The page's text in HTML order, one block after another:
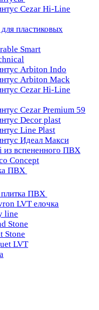
Cezar Hi-Line
пластиковых
Smart
Arbiton Indo
Arbiton Mack
Cezar Hi-Line
Cezar Premium 59
Decor plast
Line Plast
Идеал Макси
из вспененного ПВХ
Concept
ПВХ
плитка ПВХ
LVT елочка
line
Stone
Stone
LVT